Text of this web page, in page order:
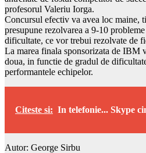
profesorul Valeriu Iorga.
Concursul efectiv va avea loc maine,
presupune rezolvarea a 9-10
dificultate, ce vor trebui rezolvate de
La marea finala sponsorizata de IBM
doua, in functie de gradul de
performantele echipelor.
Citeste si: In telefonie... Skype
Autor: George Sirbu